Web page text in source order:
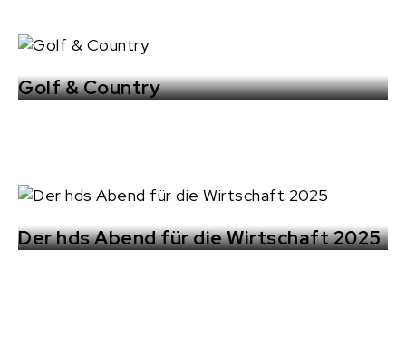
Golf & Country
Der hds Abend für die Wirtschaft 2025